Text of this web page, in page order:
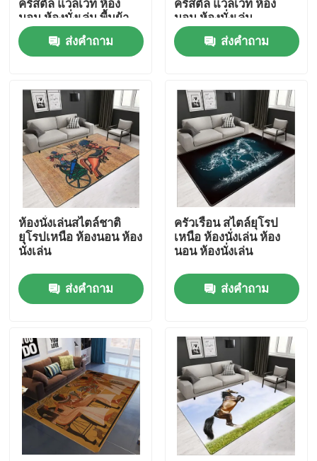
บ้าน
สินค้า
วิดีโอ
เกี่ยวกับเรา
ทัวร์โรงงาน
ควบคุมคุณภาพ
พรมปูพื้น พรม
พรมปูพื้นห้องนอน
พรมปูพื้นห้องรับแขก
คริสตัล แวลเวท ห้อง
นอน ห้องนั่งเล่น พื้นผ้า
ครอบ
ส่งคำถาม
คริสตัล แวลเวท ห้อง
นอน ห้องนั่งเล่น
ส่งคำถาม
ห้องนั่งเล่นสไตล์ชาติ
ยุโรปเหนือ ห้องนอน ห้อง
นั่งเล่น
ส่งคำถาม
ครัวเรือน สไตล์ยุโรป
เหนือ ห้องนั่งเล่น ห้อง
นอน ห้องนั่งเล่น
ส่งคำถาม